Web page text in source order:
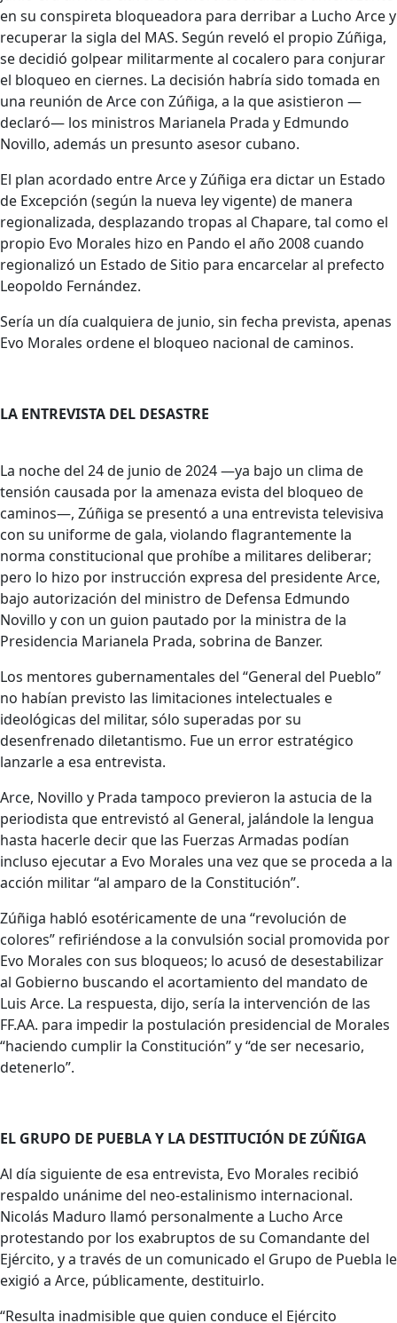
en su conspireta bloqueadora para derribar a Lucho Arce y
recuperar la sigla del MAS. Según reveló el propio Zúñiga,
se decidió golpear militarmente al cocalero para conjurar
el bloqueo en ciernes. La decisión habría sido tomada en
una reunión de Arce con Zúñiga, a la que asistieron —
declaró— los ministros Marianela Prada y Edmundo
Novillo, además un presunto asesor cubano.
El plan acordado entre Arce y Zúñiga era dictar un Estado
de Excepción (según la nueva ley vigente) de manera
regionalizada, desplazando tropas al Chapare, tal como el
propio Evo Morales hizo en Pando el año 2008 cuando
regionalizó un Estado de Sitio para encarcelar al prefecto
Leopoldo Fernández.
Sería un día cualquiera de junio, sin fecha prevista, apenas
Evo Morales ordene el bloqueo nacional de caminos.
LA ENTREVISTA DEL DESASTRE
La noche del 24 de junio de 2024 —ya bajo un clima de
tensión causada por la amenaza evista del bloqueo de
caminos—, Zúñiga se presentó a una entrevista televisiva
con su uniforme de gala, violando flagrantemente la
norma constitucional que prohíbe a militares deliberar;
pero lo hizo por instrucción expresa del presidente Arce,
bajo autorización del ministro de Defensa Edmundo
Novillo y con un guion pautado por la ministra de la
Presidencia Marianela Prada, sobrina de Banzer.
Los mentores gubernamentales del “General del Pueblo”
no habían previsto las limitaciones intelectuales e
ideológicas del militar, sólo superadas por su
desenfrenado diletantismo. Fue un error estratégico
lanzarle a esa entrevista.
Arce, Novillo y Prada tampoco previeron la astucia de la
periodista que entrevistó al General, jalándole la lengua
hasta hacerle decir que las Fuerzas Armadas podían
incluso ejecutar a Evo Morales una vez que se proceda a la
acción militar “al amparo de la Constitución”.
Zúñiga habló esotéricamente de una “revolución de
colores” refiriéndose a la convulsión social promovida por
Evo Morales con sus bloqueos; lo acusó de desestabilizar
al Gobierno buscando el acortamiento del mandato de
Luis Arce. La respuesta, dijo, sería la intervención de las
FF.AA. para impedir la postulación presidencial de Morales
“haciendo cumplir la Constitución” y “de ser necesario,
detenerlo”.
EL GRUPO DE PUEBLA Y LA DESTITUCIÓN DE ZÚÑIGA
Al día siguiente de esa entrevista, Evo Morales recibió
respaldo unánime del neo-estalinismo internacional.
Nicolás Maduro llamó personalmente a Lucho Arce
protestando por los exabruptos de su Comandante del
Ejército, y a través de un comunicado el Grupo de Puebla le
exigió a Arce, públicamente, destituirlo.
“Resulta inadmisible que quien conduce el Ejército